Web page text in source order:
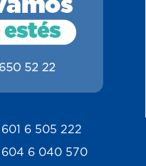
601 6 505 222
604 6 040 570